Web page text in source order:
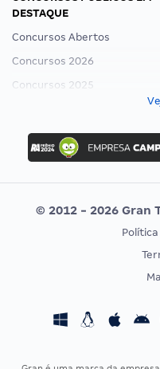
DESTAQUE
Concursos Abertos
Concursos 2026
Concursos 2025
Concurso Ibama
Concurso MPU
Editais publicados
CONCURSOS POR
Concursos Fiscais
© 2012 - 2026 Gran